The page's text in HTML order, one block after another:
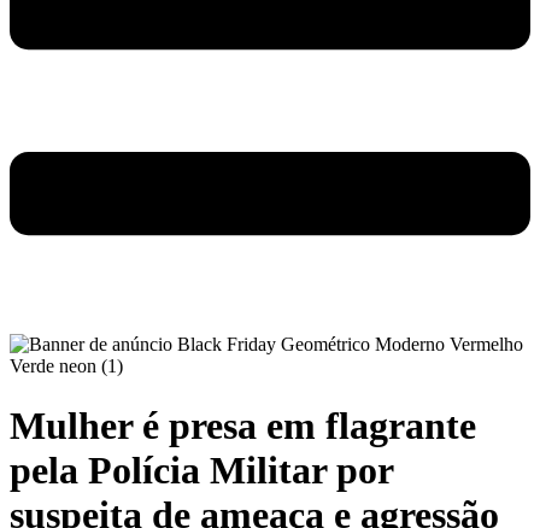
Mulher é presa em flagrante
pela Polícia Militar por
suspeita de ameaça e agressão